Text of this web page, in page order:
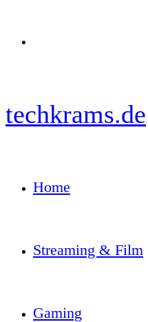
techkrams.de
Home
Streaming & Film
Gaming